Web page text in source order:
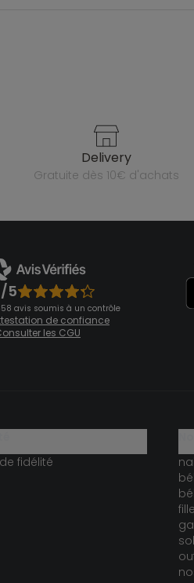
delivery
gratuite dès 10€ d'achats
5
avis soumis à un contrôle
de confiance
les CGU
fidélité